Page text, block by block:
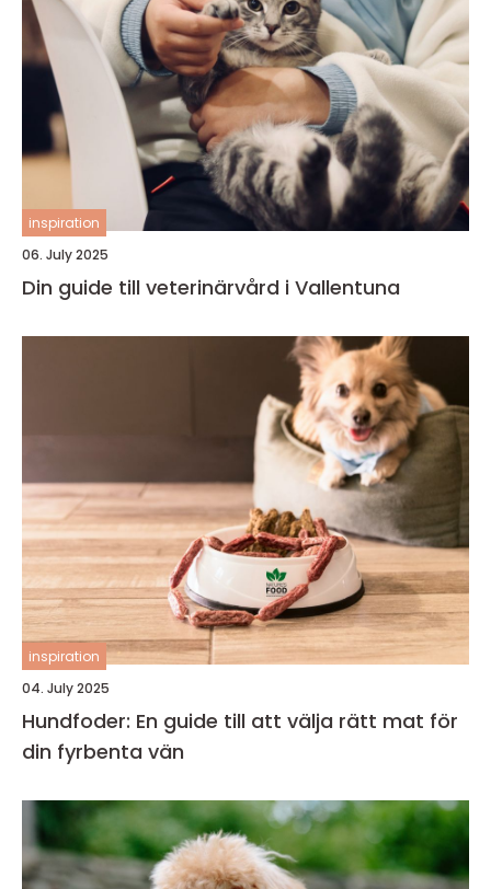
inspiration
06. July 2025
Din guide till veterinärvård i Vallentuna
inspiration
04. July 2025
Hundfoder: En guide till att välja rätt mat för
din fyrbenta vän